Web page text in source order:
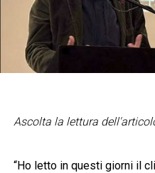
Ascolta la lettura
“Ho letto in questi giorni il